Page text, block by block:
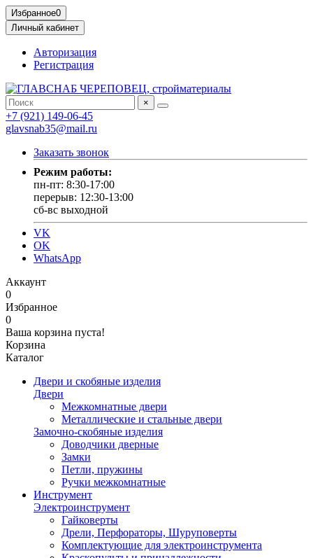
Избранное0
Личный кабинет
Авторизация
Регистрация
×
+7 (921) 149-06-45
glavsnab35@mail.ru
Заказать звонок
Режим работы:
пн-пт: 8:30-17:00
перерыв: 12:30-13:00
сб-вс выходной
VK
OK
WhatsApp
Аккаунт
0
Избранное
0
Ваша корзина пуста!
Корзина
Каталог
Двери и скобяные изделия
Двери
Межкомнатные двери
Металлические и стальные двери
Замочно-скобяные изделия
Доводчики дверные
Замки
Петли, пружины
Ручки межкомнатные
Инструмент
Электроинструмент
Гайковерты
Дрели, Перфораторы, Шуруповерты
Комплектующие для электроинструмента